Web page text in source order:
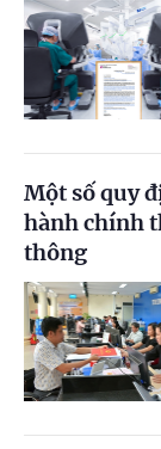
Một số quy
hành chính
thông